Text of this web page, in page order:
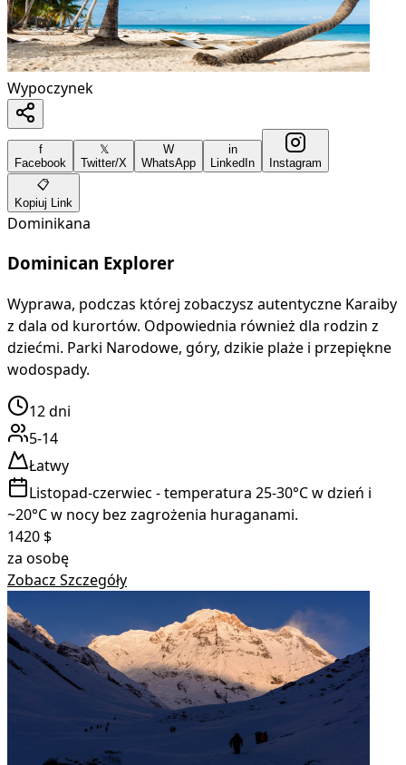
Wypoczynek
f
Facebook
𝕏
Twitter/X
W
WhatsApp
in
LinkedIn
Instagram
📋
Kopiuj Link
Dominikana
Dominican Explorer
Wyprawa, podczas której zobaczysz autentyczne Karaiby
z dala od kurortów. Odpowiednia również dla rodzin z
dziećmi. Parki Narodowe, góry, dzikie plaże i przepiękne
wodospady.
12dni
5-14
Łatwy
Listopad-czerwiec - temperatura 25-30°C w dzień i
~20°C w nocy bez zagrożenia huraganami.
1420 $
za osobę
Zobacz Szczegóły